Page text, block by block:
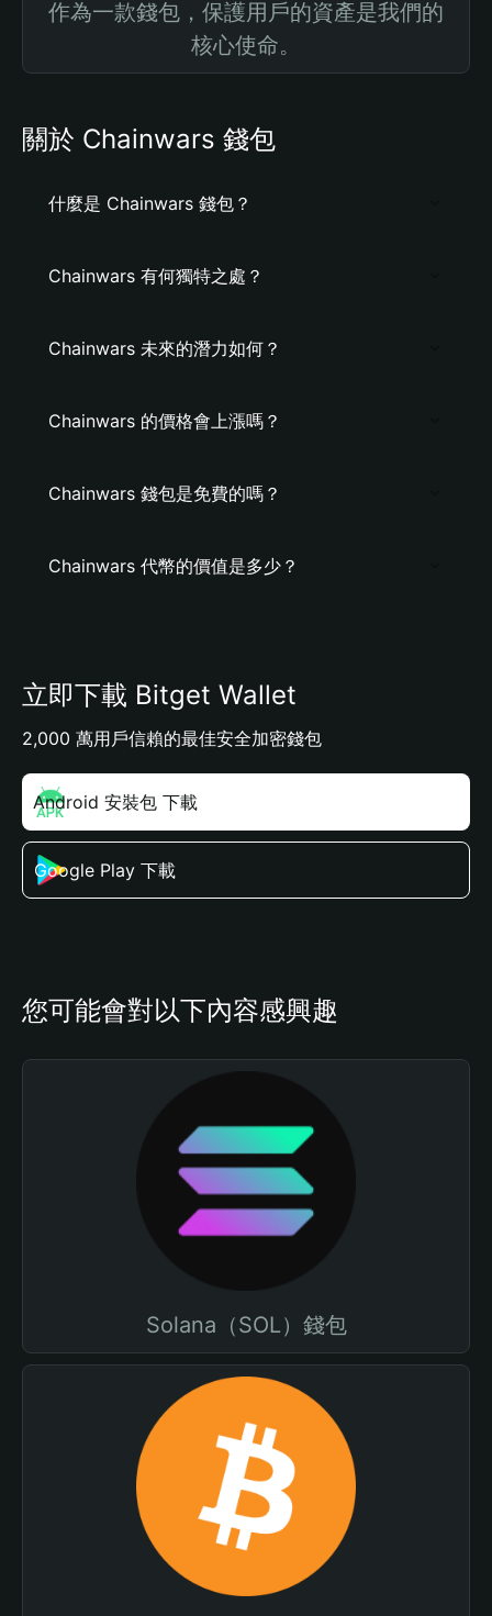
作為一款錢包，保護用戶的資產是我們的
核心使命。
關於 Chainwars 錢包
什麼是 Chainwars 錢包？
Chainwars 有何獨特之處？
Chainwars 未來的潛力如何？
Chainwars 的價格會上漲嗎？
Chainwars 錢包是免費的嗎？
Chainwars 代幣的價值是多少？
立即下載 Bitget Wallet
2,000 萬用戶信賴的最佳安全加密錢包
Android 安裝包 下載
Google Play 下載
您可能會對以下內容感興趣
Solana（SOL）錢包